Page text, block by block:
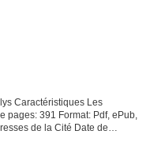
Caractéristiques Les
pages: 391 Format: Pdf, ePub,
de la Cité Date de